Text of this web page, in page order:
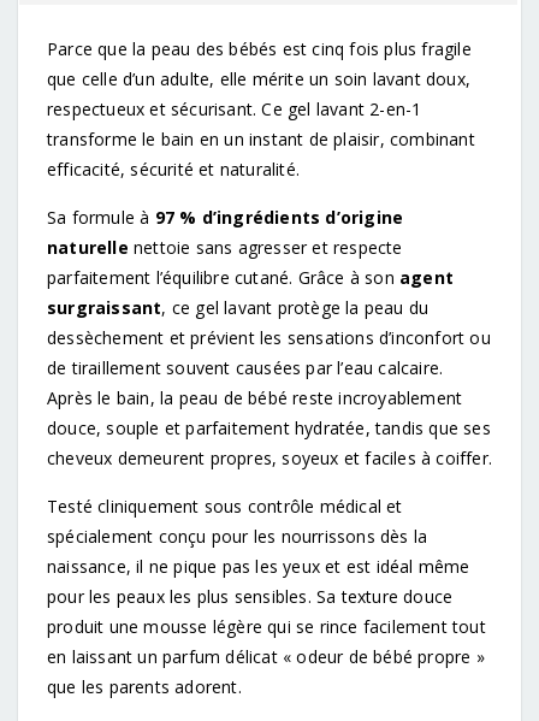
Parce que la peau des bébés est cinq fois plus fragile
que celle d’un adulte, elle mérite un soin lavant doux,
respectueux et sécurisant. Ce gel lavant 2-en-1
transforme le bain en un instant de plaisir, combinant
efficacité, sécurité et naturalité.
Sa formule à 97 % d’ingrédients d’origine
naturelle nettoie sans agresser et respecte
parfaitement l’équilibre cutané. Grâce à son agent
surgraissant, ce gel lavant protège la peau du
dessèchement et prévient les sensations d’inconfort ou
de tiraillement souvent causées par l’eau calcaire.
Après le bain, la peau de bébé reste incroyablement
douce, souple et parfaitement hydratée, tandis que ses
cheveux demeurent propres, soyeux et faciles à coiffer.
Testé cliniquement sous contrôle médical et
spécialement conçu pour les nourrissons dès la
naissance, il ne pique pas les yeux et est idéal même
pour les peaux les plus sensibles. Sa texture douce
produit une mousse légère qui se rince facilement tout
en laissant un parfum délicat « odeur de bébé propre »
que les parents adorent.